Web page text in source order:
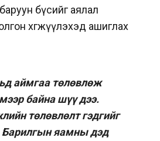
бүсийг аялал
хөгжүүлэхэд ашиглах
аймгаа төлөвлөж
байна шүү дээ.
төлөвлөлт гэдгийг
Барилгын яамны дэд